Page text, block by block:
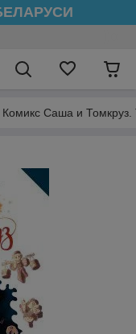
Комикс Саша и Томкруз.